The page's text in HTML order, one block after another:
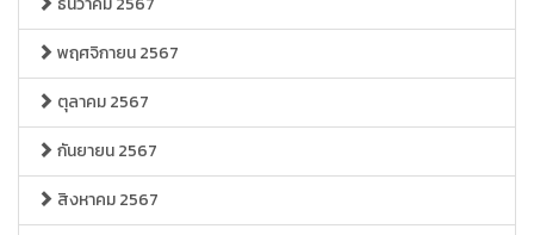
พฤศจิกายน 2567
ตุลาคม 2567
กันยายน 2567
สิงหาคม 2567